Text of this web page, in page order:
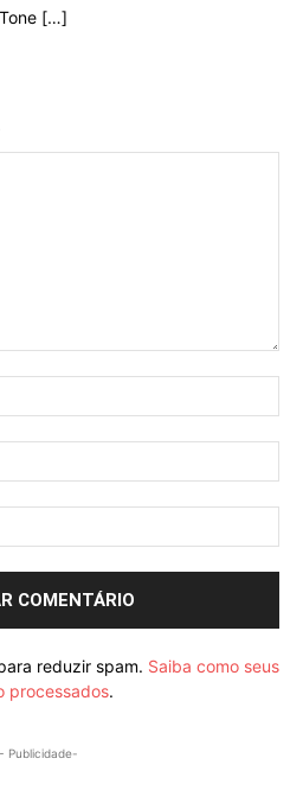
[…]
reduzir spam. Saiba como seus
processados.
- Publicidade-